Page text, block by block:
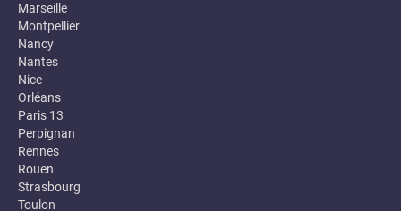
Marseille
Montpellier
Nancy
Nantes
Nice
Orléans
Paris 13
Perpignan
Rennes
Rouen
Strasbourg
Toulon